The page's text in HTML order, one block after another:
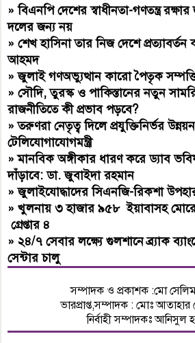
»বিএনপি দেশের স্বাধীনতা-গণতন্ত্র
দলের জন্য নয়
»শেখ হাসিনা তার নিজ দেশে প্রত্যাবর্তন
আহমদ
»জুলাই গণঅভ্যুত্থান কারো পৈতৃক
»সৌদি, তুরস্ক ও পাকিস্তানের নতুন
রাজনীতিতে কী প্রভাব পড়বে?
»তরুণরা নেতৃত্ব দিলে প্রযুক্তিনির্ভর
টেলিযোগাযোগমন্ত্রী
»মানবিক অঙ্গীকার ধারণ করে ড্যাব
দাঁড়াবে: ডা. জুবাইদা রহমান
»জুলাইযোদ্ধাদের সিএনজি-রিকশা উপহার
»খুলনায় ৩ হাজার ৯৫৮ ইয়াবাসহ
গ্রেপ্তার ৪
»২৪/৭ সেবার লক্ষ্যে গুলশানে ব্র্যাক
সেন্টার চালু
সম্পাদক ও প্রকাশক :মো
ভারপ্রাপ্ত,সম্পাদক : মোঃ
নির্বাহী সম্পাদকঃ আনিসুল